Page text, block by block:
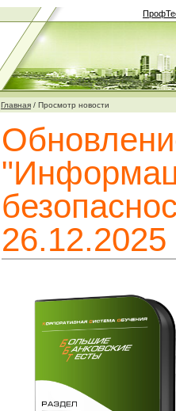
Главная / Просмотр новости
26.12.2025